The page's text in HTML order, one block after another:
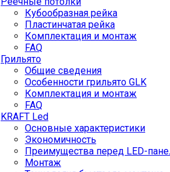
Кубообразная рейка
Пластинчатая рейка
Комплектация и монтаж
FAQ
Грильято
Общие сведения
Особенности грильято GLK
Комплектация и монтаж
FAQ
KRAFT Led
Основные характеристики
Экономичность
Преимущества перед LED-
Монтаж